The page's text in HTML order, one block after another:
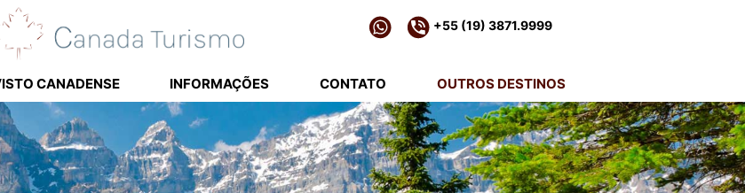
+55 (19) 3871.9999
CANADENSE INFORMAÇÕES CONTATO OUTROS DESTINOS